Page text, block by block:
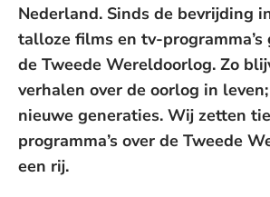
Nederland. Sinds de bevrijding
talloze films en tv-programma’s
de Tweede Wereldoorlog. Zo
verhalen over de oorlog in
nieuwe generaties. Wij zetten
programma’s over de Tweede
een rij.